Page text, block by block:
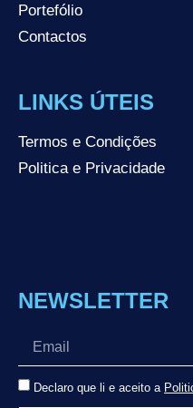
Portefólio
Contactos
LINKS ÚTEIS
Termos e Condições
Politica e Privacidade
NEWSLETTER
Declaro que li e aceito a